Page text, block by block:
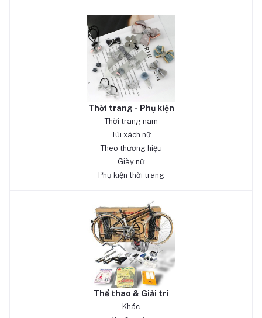
Thời trang - Phụ kiện
Thời trang nam
Túi xách nữ
Theo thương hiệu
Giày nữ
Phụ kiện thời trang
Thể thao & Giải trí
Khác